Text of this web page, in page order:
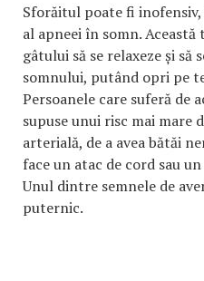
Sforăitul poate fi
al apneei în somn.
gâtului să se relaxeze și
somnului, putând opri pe
Persoanele care suferă de
supuse unui risc mai mare
arterială, de a avea bătăi
face un atac de cord sau
Unul dintre semnele de
puternic.